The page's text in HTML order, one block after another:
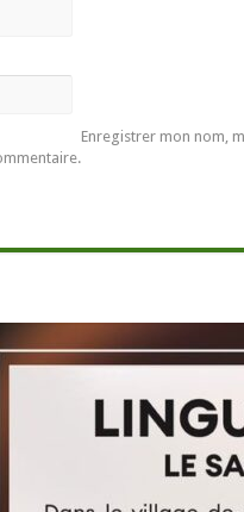
Enregistrer mon nom,